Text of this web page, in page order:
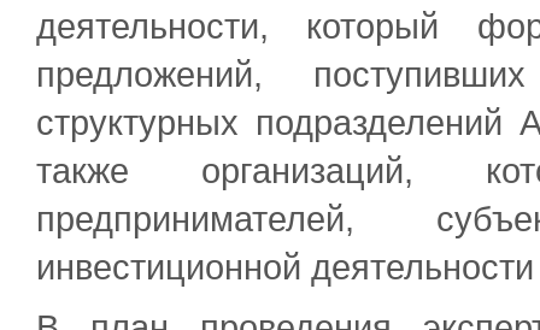
деятельности, который
предложений,
структурных
также организаций,
предпринимателей,
инвестиционной